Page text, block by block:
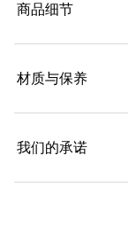
商品细节
材质与保养
我们的承诺